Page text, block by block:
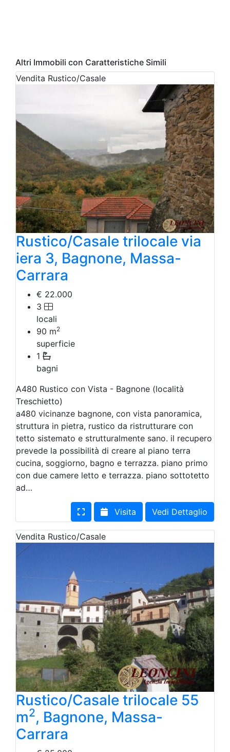
Altri Immobili con Caratteristiche Simili
Vendita Rustico/Casale
Rustico/Casale trilocale via
iera 3, Bagnone, Massa-
Carrara
€ 22.000
3
locali
90 m2
superficie
1
bagni
A480 Rustico con Vista - Bagnone (località
Treschietto)
a480 vicinanze bagnone, con vista panoramica,
struttura in pietra, rustico da ristrutturare con
tetto sistemato e strutturalmente sano. il recupero
prevede la possibilità di creare al piano terra
cucina, soggiorno, bagno e terrazza. piano primo
con due camere letto e terrazza. piano sottotetto
ad…
Visita Vedi Dettaglio
Vendita Rustico/Casale
Rustico/Casale trilocale 55
m2, Bagnone, Massa-
Carrara